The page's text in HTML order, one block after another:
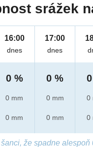
srážek
16:00
dnes
0 %
0 mm
0 mm
17:00
dnes
0 %
0 mm
0 mm
0
0
že spadne